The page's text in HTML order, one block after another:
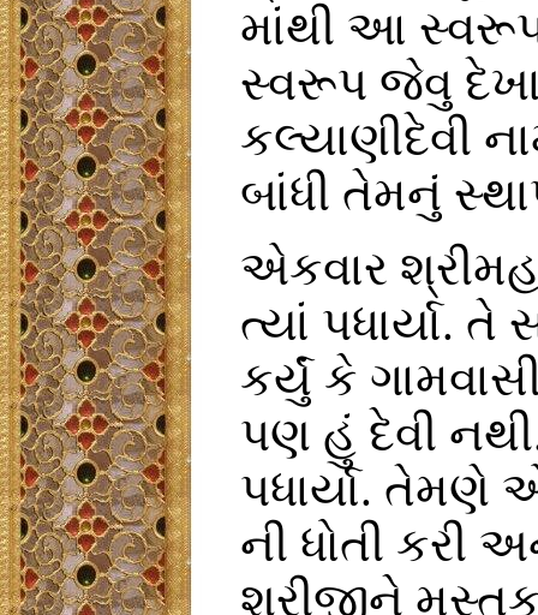
માંથી આ
સ્વરૂપ જેવુ
કલ્યાણીદેવી
બાંધી તેમનું
એકવાર
ત્યાં પધાર્યા.
કર્યું કે
પણ હું દેવી
પધાર્યા. તેમણે
ની ધોતી કરી
શ્રીજીને